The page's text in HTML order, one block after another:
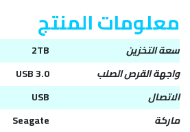
معلومات المنتج
سعة التخزين
2TB
واجهة القرص الصلب
USB 3.0
الاتصال
USB
ماركة
Seagate